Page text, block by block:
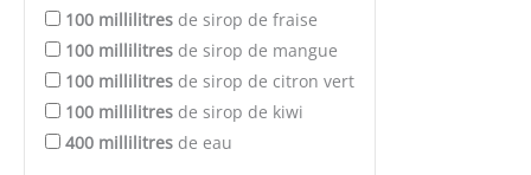
100 millilitres de sirop de fraise
100 millilitres de sirop de mangue
100 millilitres de sirop de citron vert
100 millilitres de sirop de kiwi
400 millilitres de eau